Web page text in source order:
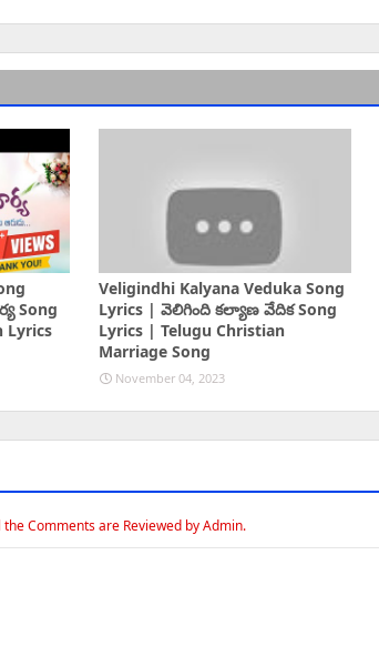
Song
Lyrics
Veligindhi Kalyana Veduka Song
Lyrics | వెలిగింది కల్యాణ వేదిక Song
Lyrics | Telugu Christian
Marriage Song
November 04, 2023
Comments are Reviewed by Admin.